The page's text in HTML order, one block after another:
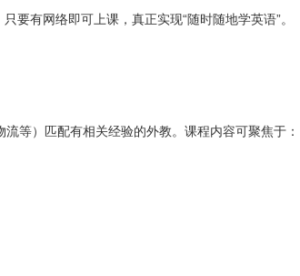
要有网络即可上课，真正实现“随时随地学英语”。
等）匹配有相关经验的外教。课程内容可聚焦于：